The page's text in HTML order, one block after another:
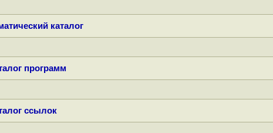
каталог
программ
ссылок